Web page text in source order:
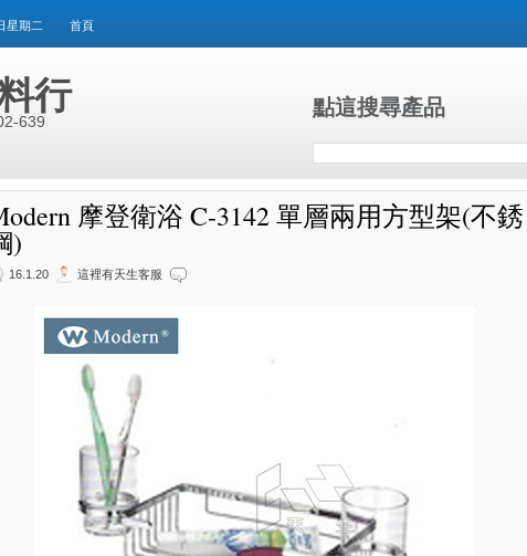
星期二 首頁
行
639
點這搜尋產品
摩登衛浴 C-3142 單層兩用方型架(不銹
)
16.1.20 這裡有天生客服